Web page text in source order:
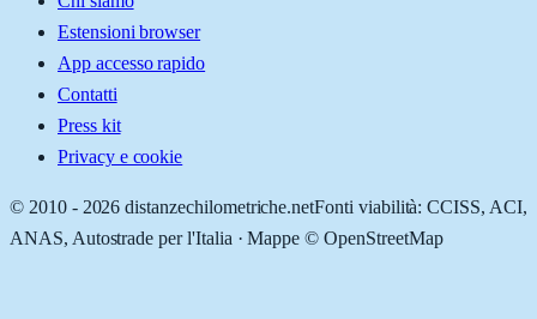
Estensioni browser
App accesso rapido
Contatti
Press kit
Privacy e cookie
© 2010 - 2026 distanzechilometriche.netFonti viabilità: CCISS, ACI,
ANAS, Autostrade per l'Italia · Mappe © OpenStreetMap